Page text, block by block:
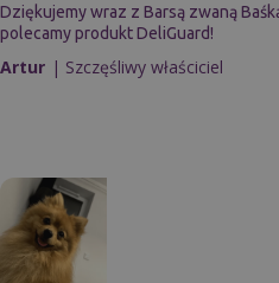
Dziękujemy wraz z Barsą zwaną
polecamy produkt DeliGuard!
Artur | Szczęśliwy właściciel